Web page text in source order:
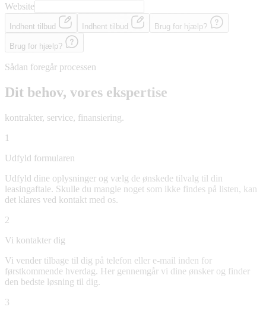
Website
Indhent tilbud Indhent tilbud Brug for hjælp?
Brug for hjælp?
Sådan foregår processen
Dit behov, vores ekspertise
kontrakter, service, finansiering.
1
Udfyld formularen
Udfyld dine oplysninger og vælg de ønskede tilvalg til din
leasingaftale. Skulle du mangle noget som ikke findes på listen, kan
det klares ved kontakt med os.
2
Vi kontakter dig
Vi vender tilbage til dig på telefon eller e-mail inden for
førstkommende hverdag. Her gennemgår vi dine ønsker og finder
den bedste løsning til dig.
3